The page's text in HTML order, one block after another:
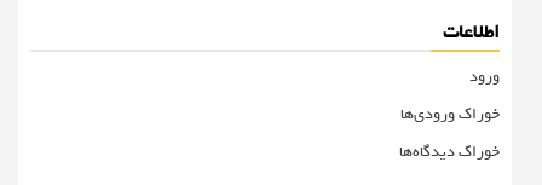
اطلاعات
ورود
خوراک ورودی‌ها
خوراک دیدگاه‌ها